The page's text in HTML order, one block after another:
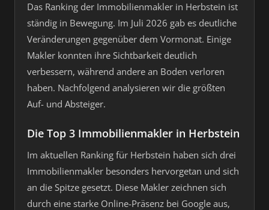
Das Ranking der Immobilienmakler in Herbstein ist
ständig in Bewegung. Im Juli 2026 gab es deutliche
Veränderungen gegenüber dem Vormonat. Einige
Makler konnten ihre Sichtbarkeit deutlich
verbessern, während andere an Boden verloren
haben. Nachfolgend analysieren wir die größten
Auf- und Absteiger.
Die Top 3 Immobilienmakler in Herbstein
Im aktuellen Ranking für Herbstein haben sich drei
Immobilienmakler besonders hervorgetan und sich
an die Spitze gesetzt. Diese Makler zeichnen sich
durch eine starke Online-Präsenz bei Google aus,